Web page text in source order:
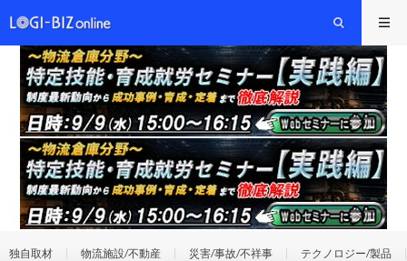
独自取材 物流施設/不動産 災害/事故/不祥事 テクノロジー/製品